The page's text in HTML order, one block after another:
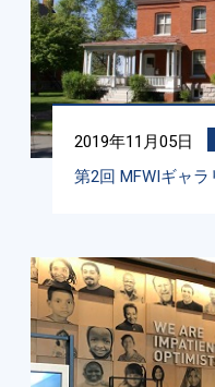
2019年11月05日
第2回 MFWIギャ